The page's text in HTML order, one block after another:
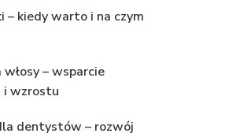
– kiedy warto i na czym
– wsparcie
i wzrostu
dentystów – rozwój